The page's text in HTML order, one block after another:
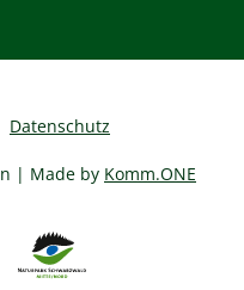
Datenschutz
| Made by Komm.ONE